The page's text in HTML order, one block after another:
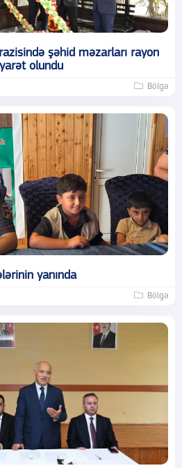
şəhid məzarları rayon
olundu
Bölgə
yanında
Bölgə